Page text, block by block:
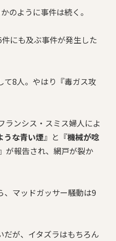
のように事件は続く。
にも及ぶ事件が発生した
て8人。やはり『毒ガス攻
ランシス・スミス婦人によ
うな青い煙』と『機械が唸
が報告され、網戸が裂か
、マッドガッサー騒動は9
が、イタズラはもちろん